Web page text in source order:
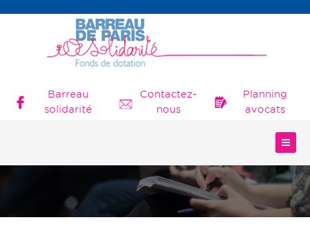
Barreau
solidarité
Contactez-
nous
Planning
avocats